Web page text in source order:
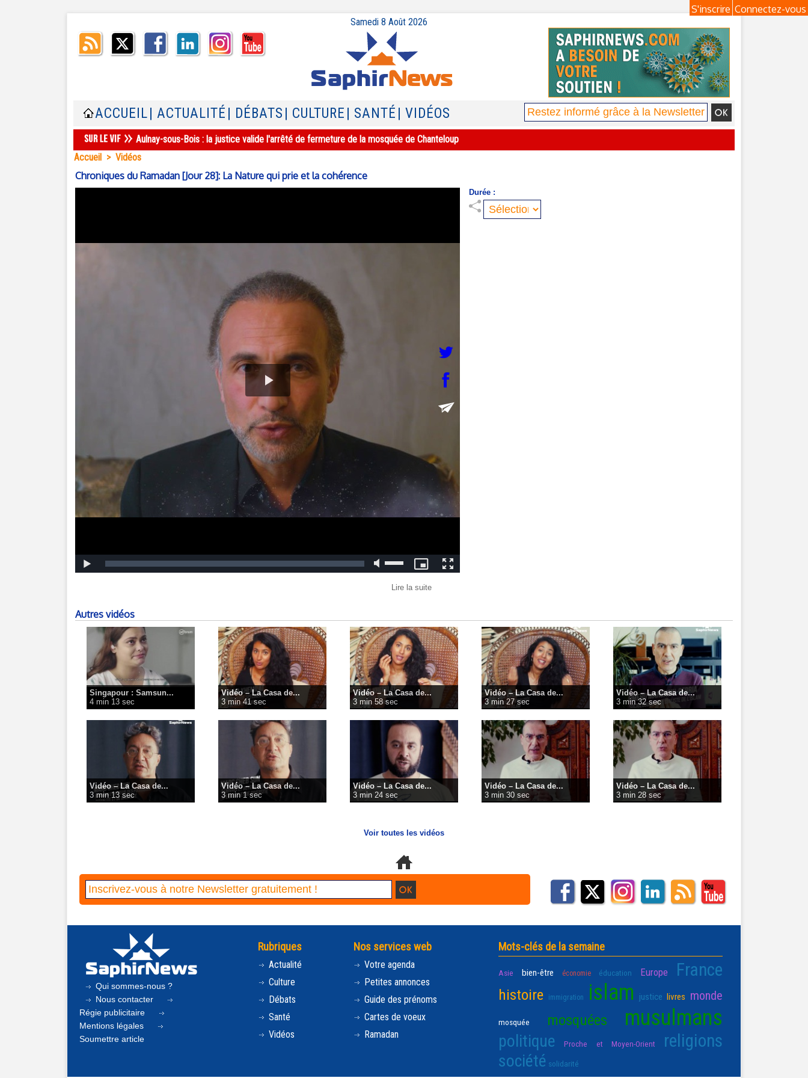
Connectez-vous
S'inscrire
Samedi 8 Août 2026
ACCUEIL | ACTUALITÉ | DÉBATS | CULTURE | SANTÉ | VIDÉOS
Aulnay-sous-Bois : la justice valide l'arrêté de fermeture de la mosquée de Chanteloup
Accueil > Vidéos
Chroniques du Ramadan [Jour 28]: La Nature qui prie et la cohérence
Durée :
Lire la suite
Autres vidéos
Singapour : Samsun...
4 min 13 sec
Vidéo – La Casa de...
3 min 41 sec
Vidéo – La Casa de...
3 min 58 sec
Vidéo – La Casa de...
3 min 27 sec
Vidéo – La Casa de...
3 min 32 sec
Vidéo – La Casa de...
3 min 13 sec
Vidéo – La Casa de...
3 min 1 sec
Vidéo – La Casa de...
3 min 24 sec
Vidéo – La Casa de...
3 min 30 sec
Vidéo – La Casa de...
3 min 28 sec
Voir toutes les vidéos
Qui sommes-nous ?
Nous contacter
Régie publicitaire
Mentions légales
Soumettre article
Rubriques
Actualité
Culture
Débats
Santé
Vidéos
Nos services web
Votre agenda
Petites annonces
Guide des prénoms
Cartes de voeux
Ramadan
Mots-clés de la semaine
Asie bien-être économie éducation Europe France
histoire immigration islam justice livres monde
mosquée mosquées musulmans
politique Proche et Moyen-Orient religions
société solidarité